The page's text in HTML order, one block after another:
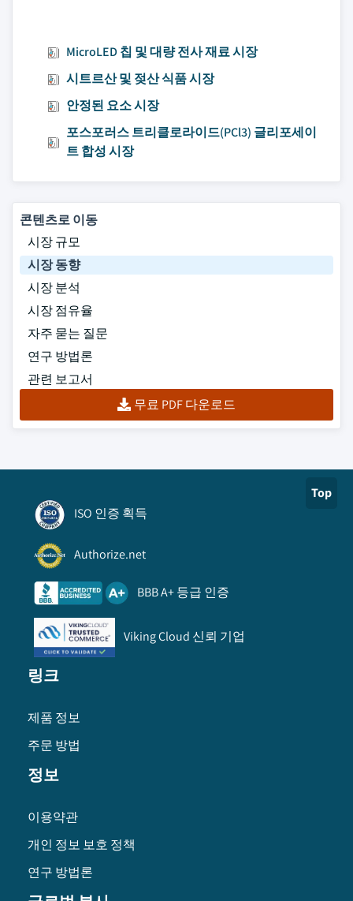
MicroLED 칩 및 대량 전사 재료 시장
시트르산 및 젖산 식품 시장
안정된 요소 시장
포스포러스 트리클로라이드(PCl3) 글리포세이
트 합성 시장
콘텐츠로 이동
시장 규모
시장 동향
시장 분석
시장 점유율
자주 묻는 질문
연구 방법론
관련 보고서
무료 PDF 다운로드
Top
ISO 인증 획득
Authorize.net
BBB A+ 등급 인증
Viking Cloud 신뢰 기업
링크
제품 정보
주문 방법
정보
이용약관
개인 정보 보호 정책
연구 방법론